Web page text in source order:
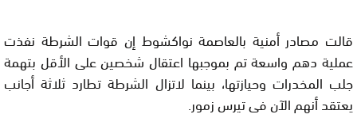
قالت مصادر أمنية بالعاصمة نواكشوط إن قوات الشرطة نفذت
عملية دهم واسعة تم بموجبها اعتقال شخصين على الأقل بتهمة
جلب المخدرات وحيازتها، بينما لاتزال الشرطة تطارد ثلاثة أجانب
يعتقد أنهم الآن فى تيرس زمور.